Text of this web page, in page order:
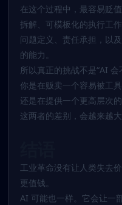
在这个过程中，最容易贬
拆解、可模板化的执行工
问题定义、责任承担，以
的能力。
所以真正的挑战不是“AI 会
你是在贩卖一个容易被工
还是在提供一个更高层次
这两者的差别，会越来越大
工业革命没有让人类失去
更值钱。
AI 可能也一样。它会让一